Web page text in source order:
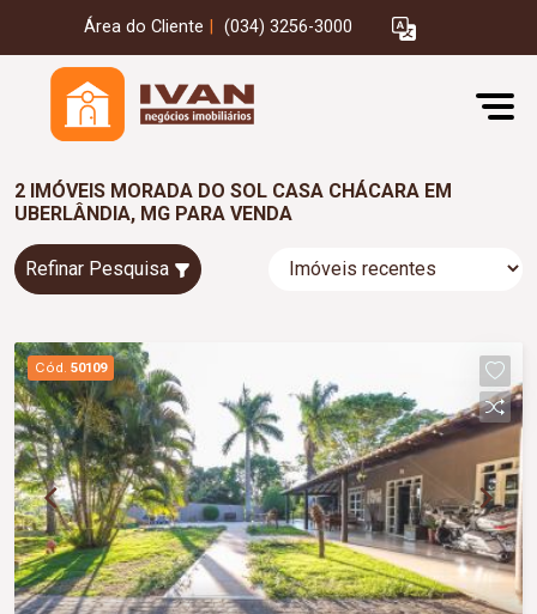
Área do Cliente (034) 3256-3000
2 IMÓVEIS MORADA DO SOL CASA CHÁCARA EM
UBERLÂNDIA, MG PARA VENDA
Refinar Pesquisa
Cód. 50109